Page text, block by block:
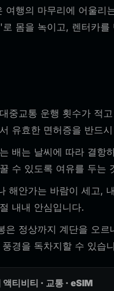
여행의 마무리에 어울
몸을 녹이고, 렌터카
중교통 운행 횟수가 적
유효한 면허증을 반드
배는 날씨에 따라 결항
수 있도록 여유를 두는
해안가는 바람이 세고,
내내 안심입니다.
은 정상까지 계단을 오
경을 독차지할 수 있습
티비티 · 교통 · eSIM